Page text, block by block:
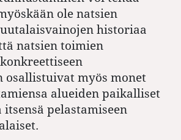
ole natsien
historiaa
natsien toimien
osallistuivat myös monet
alueiden paikalliset
pelastamiseen